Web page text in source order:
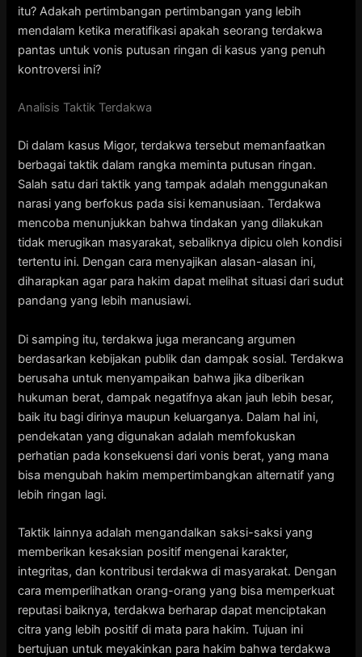
itu? Adakah pertimbangan pertimbangan yang lebih
mendalam ketika meratifikasi apakah seorang terdakwa
pantas untuk vonis putusan ringan di kasus yang penuh
kontroversi ini?
Analisis Taktik Terdakwa
Di dalam kasus Migor, terdakwa tersebut memanfaatkan
berbagai taktik dalam rangka meminta putusan ringan.
Salah satu dari taktik yang tampak adalah menggunakan
narasi yang berfokus pada sisi kemanusiaan. Terdakwa
mencoba menunjukkan bahwa tindakan yang dilakukan
tidak merugikan masyarakat, sebaliknya dipicu oleh kondisi
tertentu ini. Dengan cara menyajikan alasan-alasan ini,
diharapkan agar para hakim dapat melihat situasi dari sudut
pandang yang lebih manusiawi.
Di samping itu, terdakwa juga merancang argumen
berdasarkan kebijakan publik dan dampak sosial. Terdakwa
berusaha untuk menyampaikan bahwa jika diberikan
hukuman berat, dampak negatifnya akan jauh lebih besar,
baik itu bagi dirinya maupun keluarganya. Dalam hal ini,
pendekatan yang digunakan adalah memfokuskan
perhatian pada konsekuensi dari vonis berat, yang mana
bisa mengubah hakim mempertimbangkan alternatif yang
lebih ringan lagi.
Taktik lainnya adalah mengandalkan saksi-saksi yang
memberikan kesaksian positif mengenai karakter,
integritas, dan kontribusi terdakwa di masyarakat. Dengan
cara memperlihatkan orang-orang yang bisa memperkuat
reputasi baiknya, terdakwa berharap dapat menciptakan
citra yang lebih positif di mata para hakim. Tujuan ini
bertujuan untuk meyakinkan para hakim bahwa terdakwa